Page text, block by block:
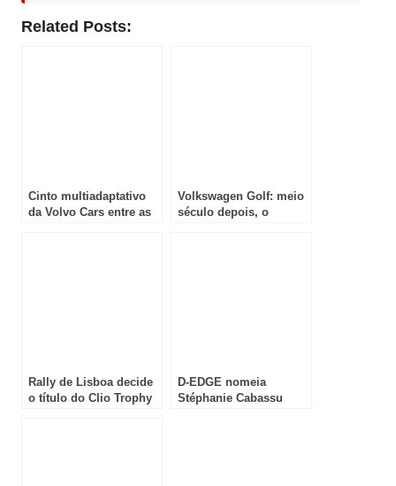
Related Posts:
Cinto multiadaptativo
da Volvo Cars entre as
Volkswagen Golf: meio
século depois, o
Rally de Lisboa decide
o título do Clio Trophy
D-EDGE nomeia
Stéphanie Cabassu